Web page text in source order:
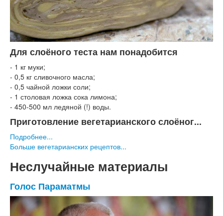
Для слоёного теста нам понадобится
- 1 кг муки;
- 0,5 кг сливочного масла;
- 0,5 чайной ложки соли;
- 1 столовая ложка сока лимона;
- 450-500 мл ледяной (!) воды.
Приготовление вегетарианского слоёног...
Подробнее...
Больше вегетарианских рецептов...
Неслучайные материалы
Голос Параматмы